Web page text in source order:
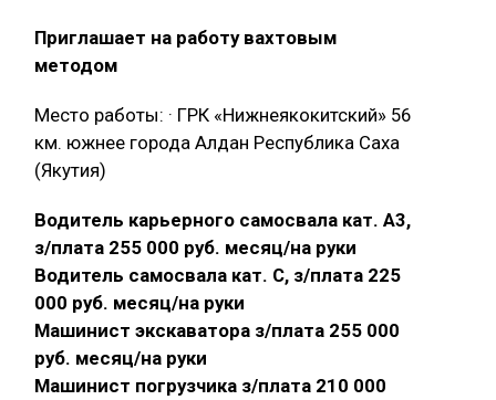
Приглашает на работу вахтовым
методом
Место работы: · ГРК «Нижнеякокитский» 56
км. южнее города Алдан Республика Саха
(Якутия)
Водитель карьерного самосвала кат. А3,
з/плата 255 000 руб. месяц/на руки
Водитель самосвала кат. С, з/плата 225
000 руб. месяц/на руки
Машинист экскаватора з/плата 255 000
руб. месяц/на руки
Машинист погрузчика з/плата 210 000